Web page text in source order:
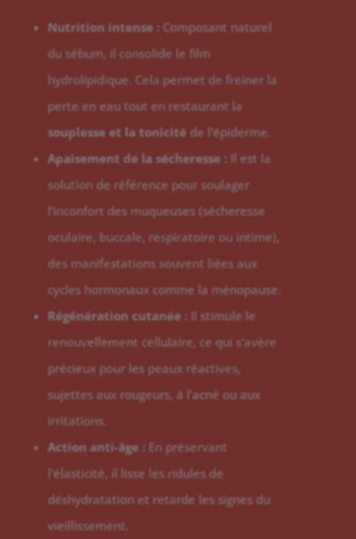
Nutrition intense : Composant naturel
du sébum, il consolide le film
hydrolipidique. Cela permet de freiner la
perte en eau tout en restaurant la
souplesse et la tonicitéde l'épiderme.
Apaisement de la sécheresse : Il est la
solution de référence pour soulager
l'inconfort des muqueuses (sécheresse
oculaire, buccale, respiratoire ou intime),
des manifestations souvent liées aux
cycles hormonaux comme la ménopause.
Régénération cutanée : Il stimule le
renouvellement cellulaire, ce qui s'avère
précieux pour les peaux réactives,
sujettes aux rougeurs, à l'acné ou aux
irritations.
Action anti-âge : En préservant
l'élasticité, il lisse les ridules de
déshydratation et retarde les signes du
vieillissement.